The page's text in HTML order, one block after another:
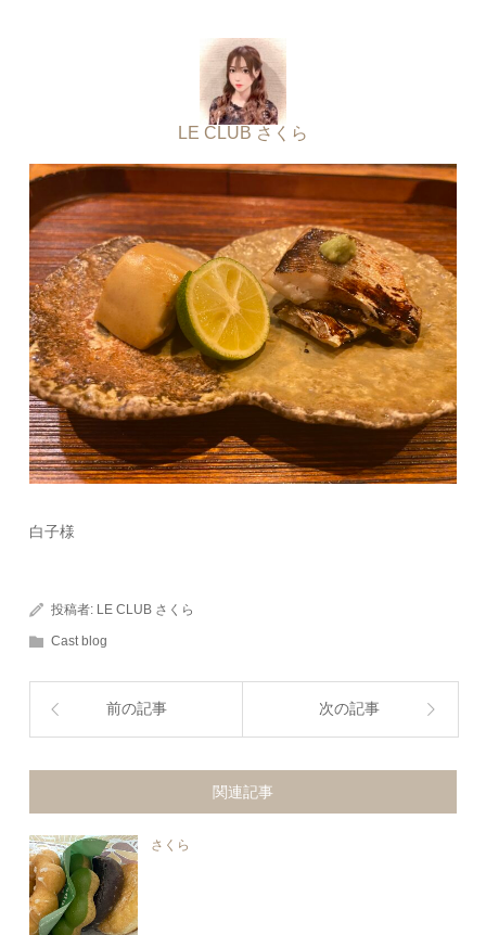
LE CLUB さくら
白子様
投稿者: LE CLUB さくら
Cast blog
前の記事 次の記事
関連記事
さくら